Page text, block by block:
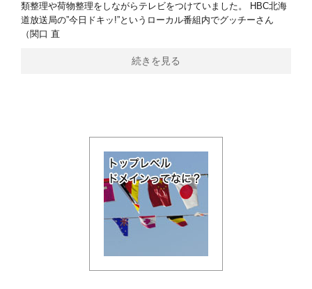
類整理や荷物整理をしながらテレビをつけていました。 HBC北海
道放送局の”今日ドキッ!”というローカル番組内でグッチーさん
（関口 直
続きを見る